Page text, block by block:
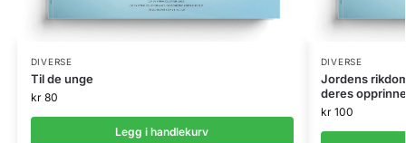
DIVERSE
Til de unge
kr80
Legg i handlekurv
DIVERSE
Jordens
deres
kr100